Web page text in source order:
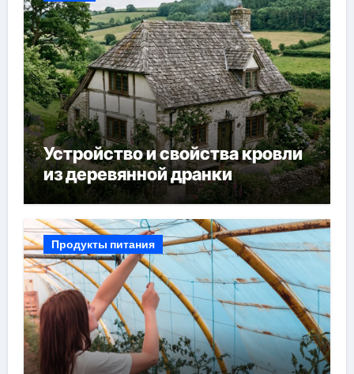
Устройство и свойства кровли
из деревянной дранки
Продукты питания